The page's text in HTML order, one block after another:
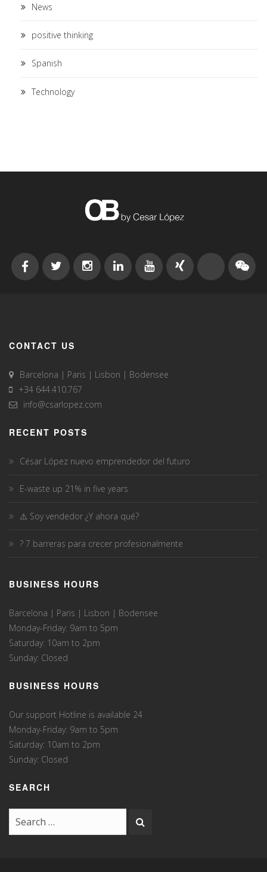
News
positive thinking
Spanish
Technology
CONTACT US
Barcelona | Paris | Lisbon | Bodensee
+34 644.410.767
info@csarlopez.com
RECENT POSTS
César López nuevo emprendedor del futuro
E-waste up 21% in five years
⚠️ Soy vendedor ¿Y ahora qué?
? 7 barreras para crecer profesionalmente
BUSINESS HOURS
Barcelona | Paris | Lisbon | Bodensee
Monday-Friday: 9am to 5pm
Saturday: 10am to 2pm
Sunday: Closed
BUSINESS HOURS
Our support Hotline is available 24
Monday-Friday: 9am to 5pm
Saturday: 10am to 2pm
Sunday: Closed
SEARCH